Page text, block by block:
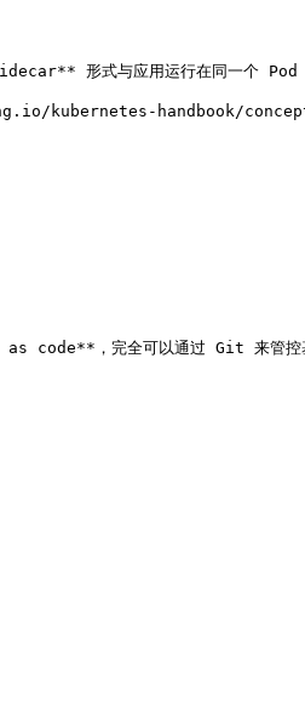
形式与应用运行在同一个 Pod
kubernetes-handbook/
code**，完全可以通过 Git 来管控基